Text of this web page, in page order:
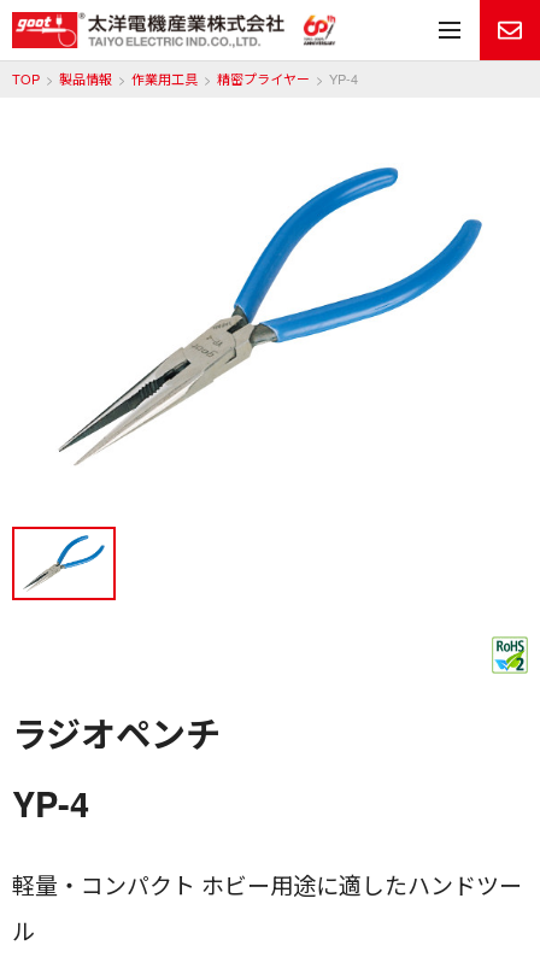
メ
TOP 製品情報 作業用工具 精密プライヤー YP-4
ラジオペンチ
YP-4
軽量・コンパクト ホビー用途に適したハンドツー
ル